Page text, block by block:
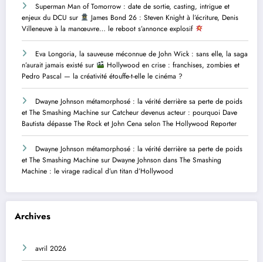
Superman Man of Tomorrow : date de sortie, casting, intrigue et
enjeux du DCU sur
James Bond 26 : Steven Knight à l’écriture, Denis
Villeneuve à la manœuvre… le reboot s’annonce explosif
Eva Longoria, la sauveuse méconnue de John Wick : sans elle, la saga
n’aurait jamais existé sur
Hollywood en crise : franchises, zombies et
Pedro Pascal — la créativité étouffe-t-elle le cinéma ?
Dwayne Johnson métamorphosé : la vérité derrière sa perte de poids
et The Smashing Machine sur Catcheur devenus acteur : pourquoi Dave
Bautista dépasse The Rock et John Cena selon The Hollywood Reporter
Dwayne Johnson métamorphosé : la vérité derrière sa perte de poids
et The Smashing Machine sur Dwayne Johnson dans The Smashing
Machine : le virage radical d’un titan d’Hollywood
Archives
avril 2026